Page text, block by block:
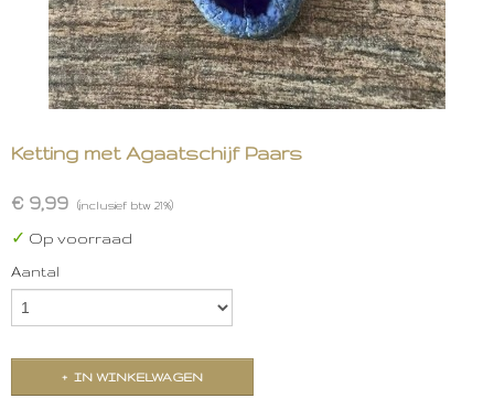
Ketting met Agaatschijf Paars
€ 9,99 (inclusief btw 21%)
✓ Op voorraad
Aantal
IN WINKELWAGEN